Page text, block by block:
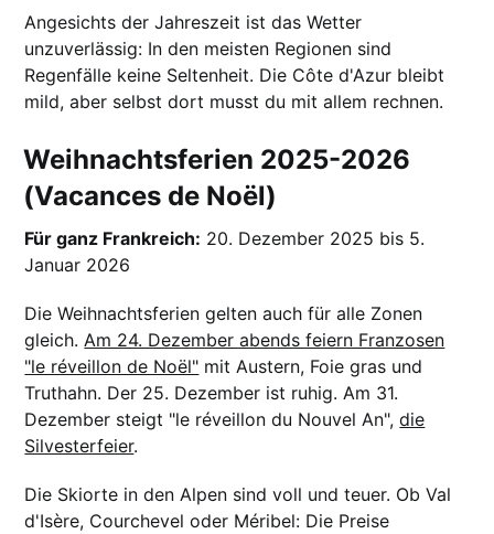
Angesichts der Jahreszeit ist das Wetter
unzuverlässig: In den meisten Regionen sind
Regenfälle keine Seltenheit. Die Côte d'Azur bleibt
mild, aber selbst dort musst du mit allem rechnen.
Weihnachtsferien 2025-2026
(Vacances de Noël)
Für ganz Frankreich: 20. Dezember 2025 bis 5.
Januar 2026
Die Weihnachtsferien gelten auch für alle Zonen
gleich.Am 24. Dezember abends feiern Franzosen
"le réveillon de Noël" mit Austern, Foie gras und
Truthahn. Der 25. Dezember ist ruhig. Am 31.
Dezember steigt "le réveillon du Nouvel An",die
Silvesterfeier.
Die Skiorte in den Alpen sind voll und teuer. Ob Val
d'Isère, Courchevel oder Méribel: Die Preise